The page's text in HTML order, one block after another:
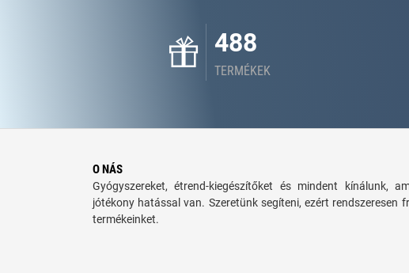
488
TERMÉKEK
O NÁS
Gyógyszereket, étrend-kiegészítőket és mindent kínálunk,
jótékony hatással van. Szeretünk segíteni, ezért rendszeresen
termékeinket.